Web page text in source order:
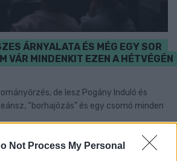
Not Process My Personal
ÁRNYALATA ÉS MÉG EGY SOR
VÁR MINDENKIT EZEN A HÉTVÉGÉN
de lesz Pogány Induló és
“borhajózás” és egy csomó minden
Szólj hozzá!